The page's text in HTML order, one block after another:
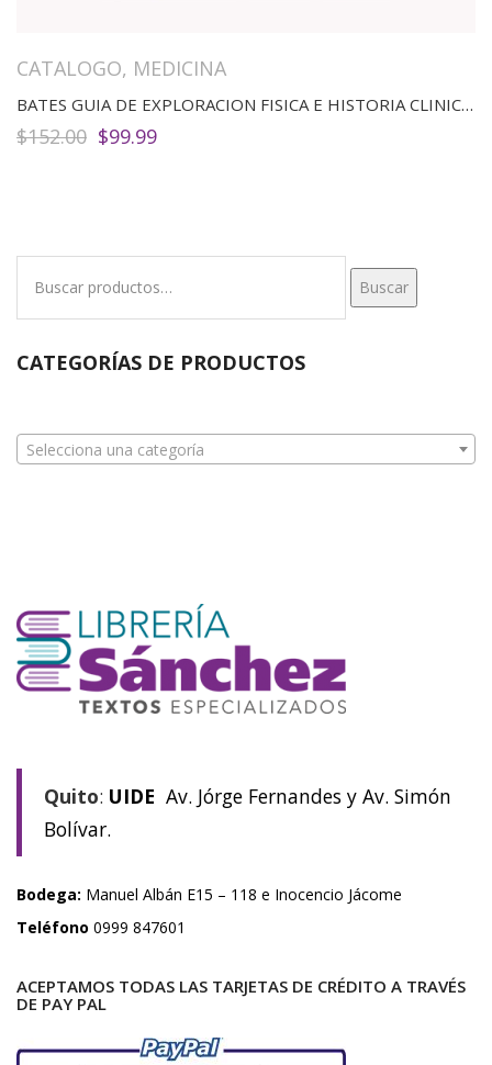
CATALOGO, MEDICINA
BATES GUIA DE EXPLORACION FISICA E HISTORIA CLINICA 11ED
$152.00 El
$99.99El
Buscar
CATEGORÍAS DE PRODUCTOS
Selecciona una categoría
Quito: UIDE Av. Jórge Fernandes y Av. Simón
Bolívar.
Bodega: Manuel Albán E15 – 118 e Inocencio Jácome
Teléfono 0999 847601
ACEPTAMOS TODAS LAS TARJETAS DE CRÉDITO A TRAVÉS
DE PAY PAL